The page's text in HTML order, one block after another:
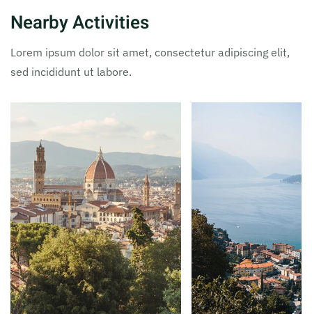
Nearby Activities
Lorem ipsum dolor sit amet, consectetur adipiscing elit,
sed incididunt ut labore.